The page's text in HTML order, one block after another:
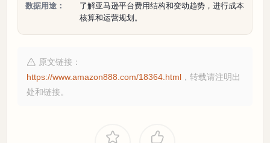
数据用途：
了解亚马逊平台费用结构和变动趋势，进行成本
核算和运营规划。
原文链接：
https://www.amazon888.com/18364.html ，转载请注明出
处和链接。